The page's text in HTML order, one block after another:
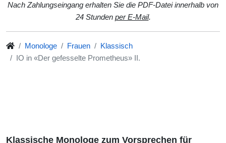
Nach Zahlungseingang erhalten Sie die PDF-Datei innerhalb von
24 Stunden per E-Mail.
Monologe Frauen
Klassisch
IO in «Der gefesselte Prometheus» II.
Klassische Monologe zum Vorsprechen für